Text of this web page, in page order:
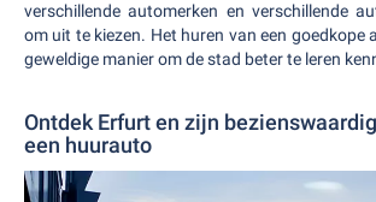
verschillende automerken en verschillende
om uit te kiezen. Het huren van een goedkope
geweldige manier om de stad beter te leren
Ontdek Erfurt en zijn
een huurauto